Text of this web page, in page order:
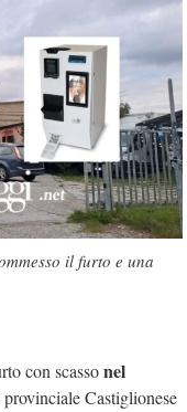
il furto e una
con scassonel
provinciale Castiglionese